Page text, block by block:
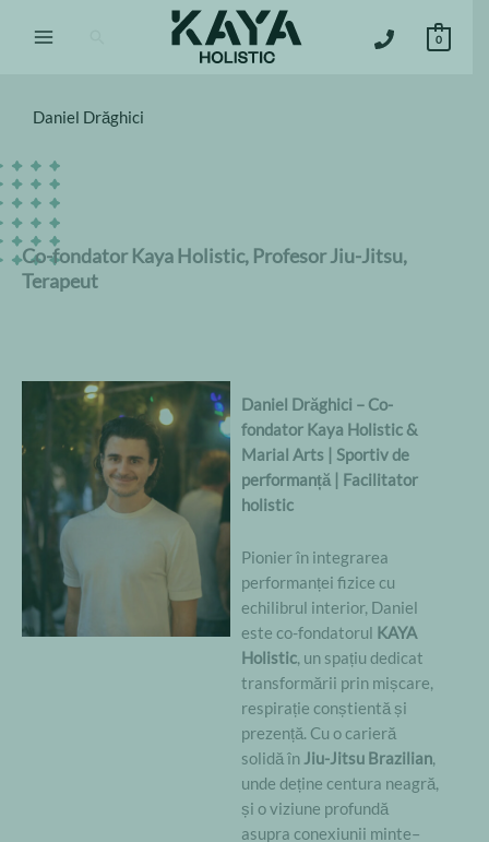
0
Daniel Drăghici
Co-fondator Kaya Holistic, Profesor Jiu-Jitsu,
Terapeut
Daniel Drăghici – Co-
fondator Kaya Holistic &
Marial Arts |Sportiv de
performanță | Facilitator
holistic
Pionier în integrarea
performanței fizice cu
echilibrul interior, Daniel
este co-fondatorul KAYA
Holistic, un spațiu dedicat
transformării prin mișcare,
respirație conștientă și
prezență. Cu o carieră
solidă înJiu-Jitsu Brazilian,
unde deține centura neagră,
și o viziune profundă
asupra conexiunii minte–